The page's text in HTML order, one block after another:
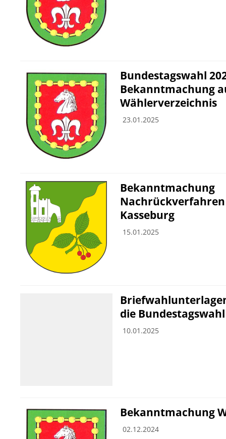
Bundestagswahl
Bekanntmachung
Wählerverzeichnis
23.01.2025
Bekanntmachung
Nachrückverfahren
Kasseburg
15.01.2025
die
10.01.2025
Bekanntmachung
02.12.2024